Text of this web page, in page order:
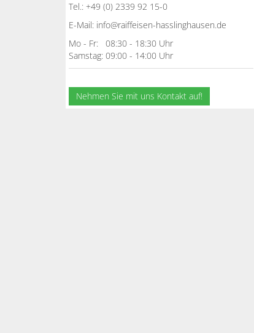
Tel.: +49 (0) 2339 92 15-0
E-Mail: info@raiffeisen-hasslinghausen.de
Mo - Fr: 08:30 - 18:30 Uhr
Samstag: 09:00 - 14:00 Uhr
Nehmen Sie mit uns Kontakt auf!